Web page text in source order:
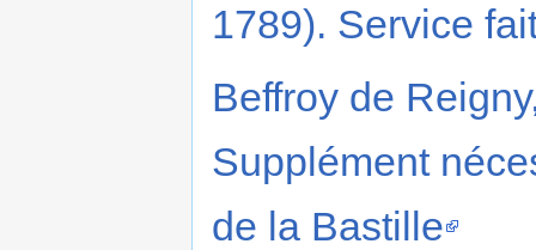
1789). Service
Beffroy de
Supplément
de la Bastille